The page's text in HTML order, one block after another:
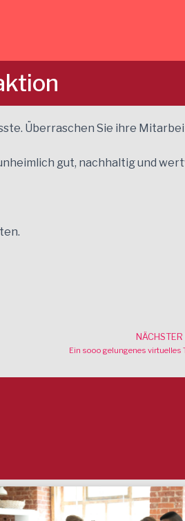
Überraschen Sie ihre
gut, nachhaltig und
Ein sooo gelungenes virtuelles